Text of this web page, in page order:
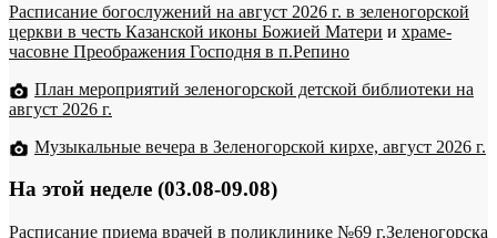
Расписание богослужений на август 2026 г. в зеленогорской
церкви в честь Казанской иконы Божией Матери и храме-
часовне Преображения Господня в п.Репино
План мероприятий зеленогорской детской библиотеки на
август 2026 г.
Музыкальные вечера в Зеленогорской кирхе, август 2026 г.
На этой неделе (03.08-09.08)
Расписание приема врачей в поликлинике №69 г.Зеленогорска